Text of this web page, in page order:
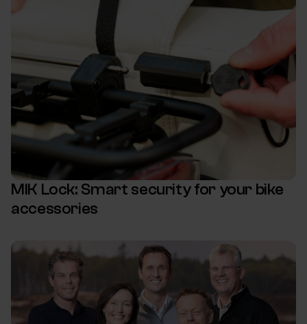
MIK Lock: Smart security for your bike
accessories